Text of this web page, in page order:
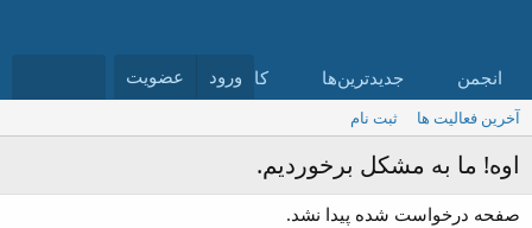
انجمن جدیدترین‌ها کاربران
ورود عضویت
آخرین فعالیت ها ثبت نام
اوه! ما به مشکل برخوردیم.
صفحه درخواست شده پیدا نشد.